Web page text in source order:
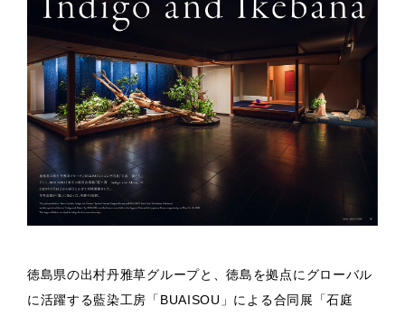
徳島県の出村丹雅草グループと、徳島を拠点にグローバル
に活躍する藍染工房「BUAISOU」による合同展「石庭